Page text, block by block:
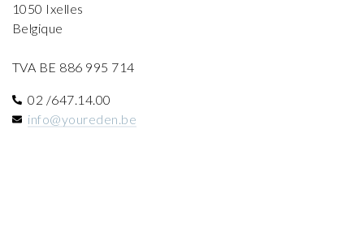
1050 Ixelles
Belgique
TVA BE 886 995 714
02 /647.14.00
info@youreden.be